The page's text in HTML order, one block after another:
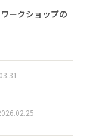
ークショップの